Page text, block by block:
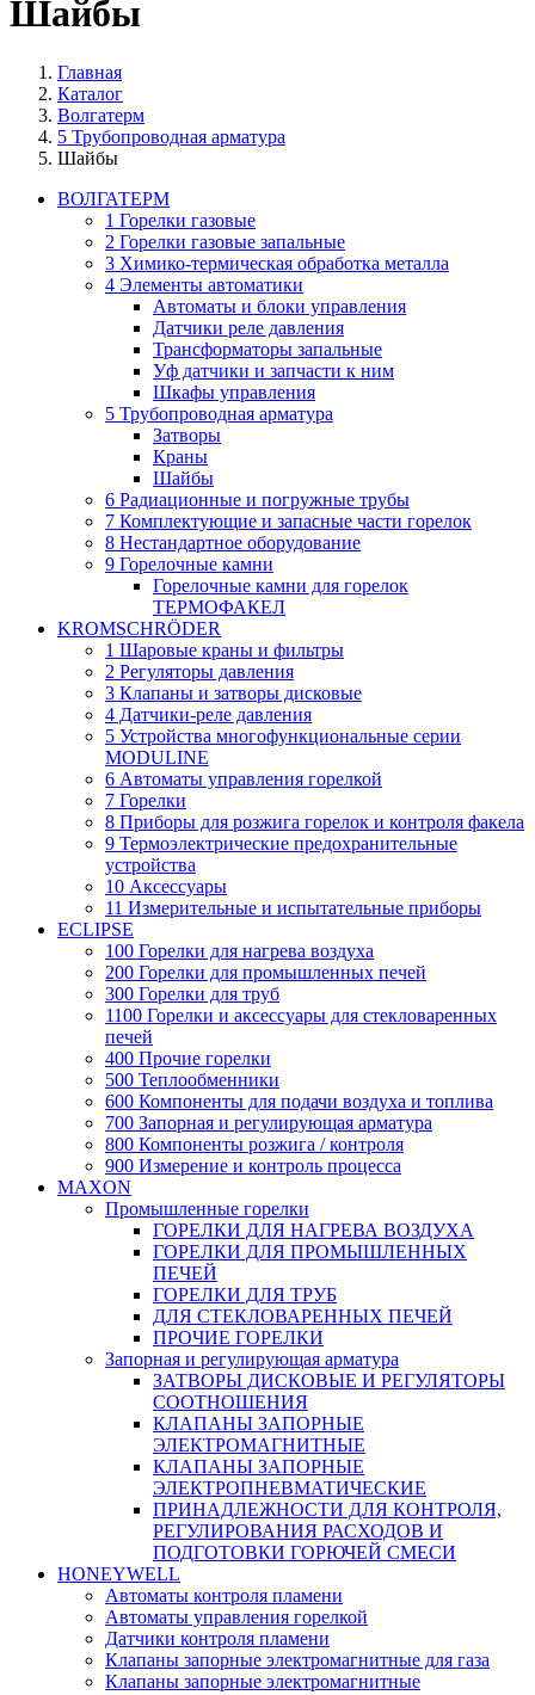
Шайбы
Главная
Каталог
Волгатерм
5 Трубопроводная арматура
Шайбы
ВОЛГАТЕРМ
1 Горелки газовые
2 Горелки газовые запальные
3 Химико-термическая обработка металла
4 Элементы автоматики
Автоматы и блоки управления
Датчики реле давления
Трансформаторы запальные
Уф датчики и запчасти к ним
Шкафы управления
5 Трубопроводная арматура
Затворы
Краны
Шайбы
6 Радиационные и погружные трубы
7 Комплектующие и запасные части горелок
8 Нестандартное оборудование
9 Горелочные камни
Горелочные камни для горелок
ТЕРМОФАКЕЛ
KROMSCHRÖDER
1 Шаровые краны и фильтры
2 Регуляторы давления
3 Клапаны и затворы дисковые
4 Датчики-реле давления
5 Устройства многофункциональные серии
MODULINE
6 Автоматы управления горелкой
7 Горелки
8 Приборы для розжига горелок и контроля факела
9 Термоэлектрические предохранительные
устройства
10 Аксессуары
11 Измерительные и испытательные приборы
ECLIPSE
100 Горелки для нагрева воздуха
200 Горелки для промышленных печей
300 Горелки для труб
1100 Горелки и аксессуары для стекловаренных
печей
400 Прочие горелки
500 Теплообменники
600 Компоненты для подачи воздуха и топлива
700 Запорная и регулирующая арматура
800 Компоненты розжига / контроля
900 Измерение и контроль процесса
MAXON
Промышленные горелки
ГОРЕЛКИ ДЛЯ НАГРЕВА ВОЗДУХА
ГОРЕЛКИ ДЛЯ ПРОМЫШЛЕННЫХ
ПЕЧЕЙ
ГОРЕЛКИ ДЛЯ ТРУБ
ДЛЯ СТЕКЛОВАРЕННЫХ ПЕЧЕЙ
ПРОЧИЕ ГОРЕЛКИ
Запорная и регулирующая арматура
ЗАТВОРЫ ДИСКОВЫЕ И РЕГУЛЯТОРЫ
СООТНОШЕНИЯ
КЛАПАНЫ ЗАПОРНЫЕ
ЭЛЕКТРОМАГНИТНЫЕ
КЛАПАНЫ ЗАПОРНЫЕ
ЭЛЕКТРОПНЕВМАТИЧЕСКИЕ
ПРИНАДЛЕЖНОСТИ ДЛЯ КОНТРОЛЯ,
РЕГУЛИРОВАНИЯ РАСХОДОВ И
ПОДГОТОВКИ ГОРЮЧЕЙ СМЕСИ
HONEYWELL
Автоматы контроля пламени
Автоматы управления горелкой
Датчики контроля пламени
Клапаны запорные электромагнитные для газа
Клапаны запорные электромагнитные